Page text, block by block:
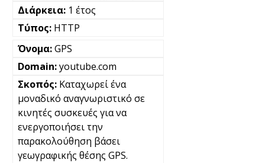
1 έτος
HTTP
GPS
youtube.com
Καταχωρεί ένα
μοναδικό αναγνωριστικό σε
κινητές συσκευές για να
ενεργοποιήσει την
παρακολούθηση βάσει
γεωγραφικής θέσης GPS.